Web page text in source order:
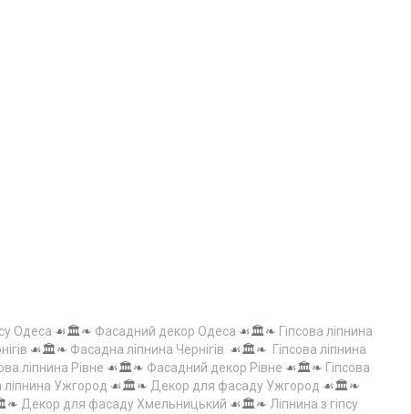
Одеса ☙🏛️❧ Фасадний декор Одеса ☙🏛️❧ Гіпсова ліпнина
☙🏛️❧ Фасадна ліпнина Чернігів ☙🏛️❧ Гіпсова ліпнина
ліпнина Рівне ☙🏛️❧ Фасадний декор Рівне ☙🏛️❧ Гіпсова
ліпнина Ужгород ☙🏛️❧ Декор для фасаду Ужгород ☙🏛️❧
Декор для фасаду Хмельницький ☙🏛️❧ Ліпнина з гіпсу